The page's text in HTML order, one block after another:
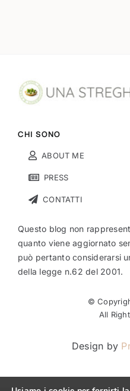
CHI SONO
ABOUT ME
PRESS
CONTATTI
Questo blog non
quanto viene aggiornato
può pertanto considerarsi
della legge n.62 del 2001.
©
All
Design by